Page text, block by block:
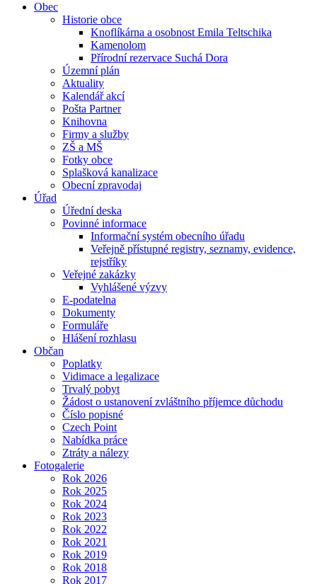
Obec
Historie obce
Knoflíkárna a osobnost Emila Teltschika
Kamenolom
Přírodní rezervace Suchá Dora
Územní plán
Aktuality
Kalendář akcí
Pošta Partner
Knihovna
Firmy a služby
ZŠ a MŠ
Fotky obce
Splašková kanalizace
Obecní zpravodaj
Úřad
Úřední deska
Povinné informace
Informační systém obecního úřadu
Veřejně přístupné registry, seznamy, evidence,
rejstříky
Veřejné zakázky
Vyhlášené výzvy
E-podatelna
Dokumenty
Formuláře
Hlášení rozhlasu
Občan
Poplatky
Vidimace a legalizace
Trvalý pobyt
Žádost o ustanovení zvláštního příjemce důchodu
Číslo popisné
Czech Point
Nabídka práce
Ztráty a nálezy
Fotogalerie
Rok 2026
Rok 2025
Rok 2024
Rok 2023
Rok 2022
Rok 2021
Rok 2019
Rok 2018
Rok 2017